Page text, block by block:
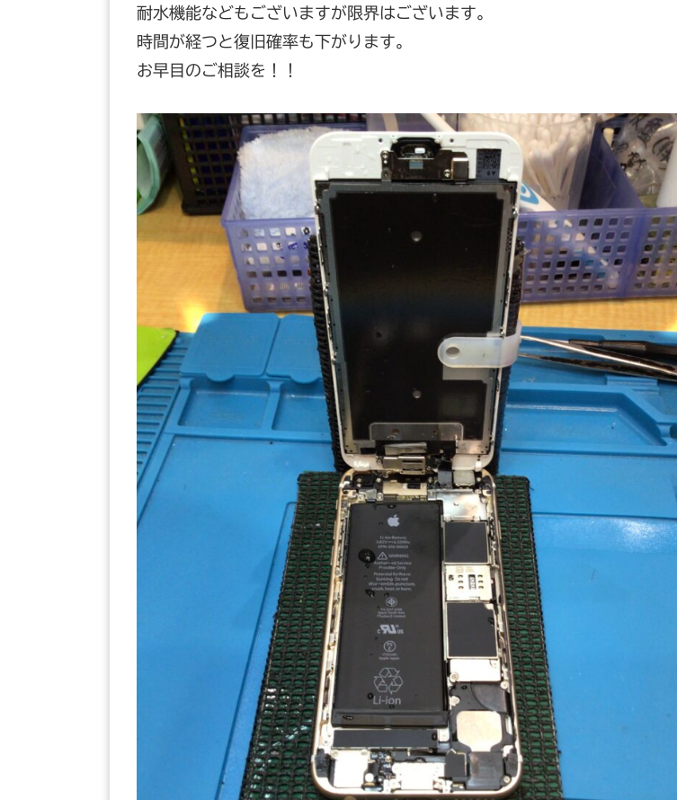
耐水機能などもございますが限界はございます。
時間が経つと復旧確率も下がります。
お早目のご相談を！！